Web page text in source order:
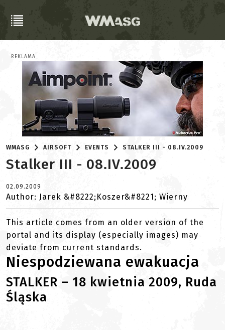
REKLAMA
WMASG AIRSOFT EVENTS STALKER III - 08.IV.2009
Stalker III - 08.IV.2009
02.09.2009
Author: Jarek &#8222;Koszer&#8221; Wierny
This article comes from an older version of the
portal and its display (especially images) may
deviate from current standards.
Niespodziewana ewakuacja
STALKER – 18 kwietnia 2009, Ruda
Śląska